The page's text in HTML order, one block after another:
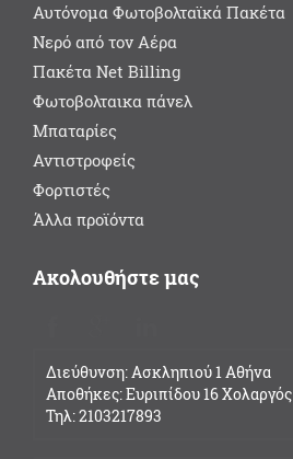
Αυτόνομα Φωτοβολταϊκά Πακέτα
Νερό από τον Αέρα
Πακέτα Net Billing
Φωτοβολταικα πάνελ
Μπαταρίες
Αντιστροφείς
Φορτιστές
Άλλα προϊόντα
Ακολουθήστε μας
Διεύθυνση: Ασκληπιού 1 Αθήνα
Αποθήκες: Ευριπίδου 16 Χολαργός
Τηλ: 2103217893